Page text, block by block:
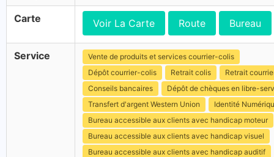
Carte Voir La Carte Route Bureau
Service
Vente de produits et services courrier-colis
Dépôt courrier-colis
Retrait colis
Retrait
Conseils bancaires
Dépôt de chèques en libre-
Transfert d'argent Western Union
Identité
Bureau accessible aux clients avec handicap moteur
Bureau accessible aux clients avec handicap visuel
Bureau accessible aux clients avec handicap auditif